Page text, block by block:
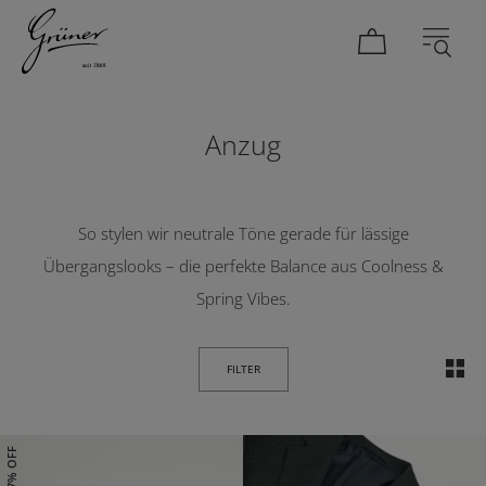
Anzug
So stylen wir neutrale Töne gerade für lässige
Übergangslooks – die perfekte Balance aus Coolness &
Spring Vibes.
FILTER
47% OFF